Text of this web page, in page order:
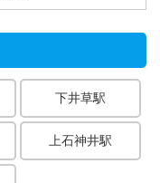
下井草駅
上石神井駅